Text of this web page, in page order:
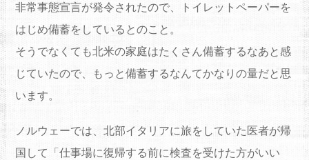
非常事態宣言が発令されたので、トイレットペーパーを
はじめ備蓄をしているとのこと。
そうでなくても北米の家庭はたくさん備蓄するなあと感
じていたので、もっと備蓄するなんてかなりの量だと思
います。
ノルウェーでは、北部イタリアに旅をしていた医者が帰
国して「仕事場に復帰する前に検査を受けた方がいい